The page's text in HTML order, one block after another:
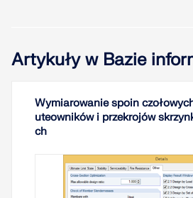
Artykuły w Bazie
Wymiarowanie spoin
uteowników i przekrojów
ch